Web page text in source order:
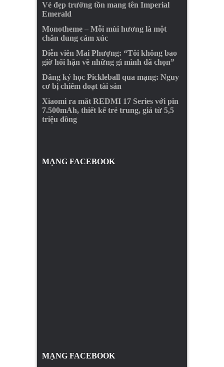
Vẻ đẹp trường tồn mang tên Imperial
Emerald
Monotheme – Mỗi mùi hương là một
chân dung cảm xúc
Diễn viên Mai Phượng: “Tôi không bao
giờ hối hận về những gì mình đã chọn”
Đăng ký học Pickleball qua mạng: Nguy
cơ bị chiếm đoạt tài sản
Xiaomi ra mắt REDMI 17 Series với pin
7.500mAh, thiết kế trẻ trung, giá từ 5,5
triệu đồng
MẠNG FACEBOOK
MẠNG FACEBOOK